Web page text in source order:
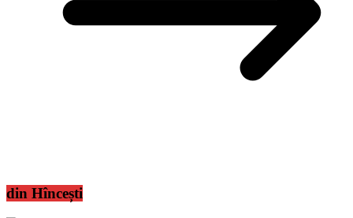
din Hîncești